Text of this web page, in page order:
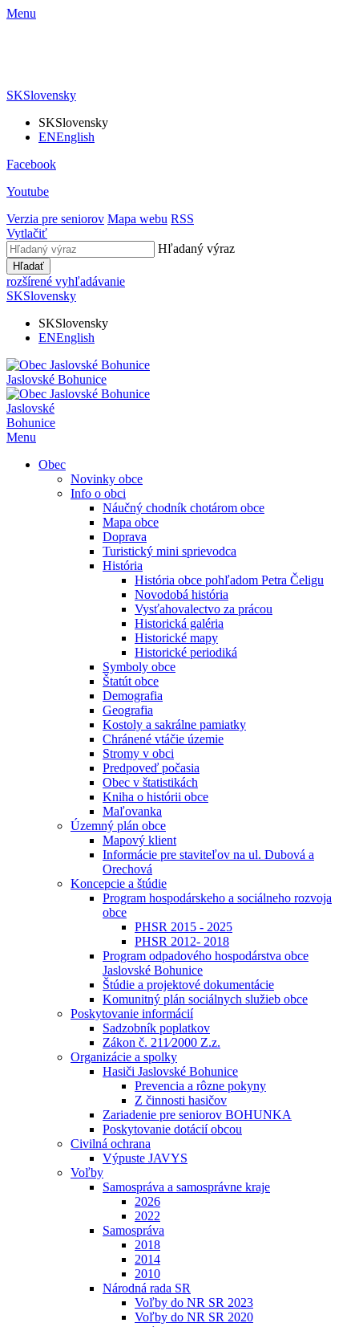
Menu
SKSlovensky
SKSlovensky
ENEnglish
Facebook
Youtube
Verzia pre seniorov Mapa webu RSS
Vytlačiť
Hľadaný výraz
Hľadať
rozšírené vyhľadávanie
SKSlovensky
SKSlovensky
ENEnglish
Jaslovské Bohunice
Jaslovské
Bohunice
Menu
Obec
Novinky obce
Info o obci
Náučný chodník chotárom obce
Mapa obce
Doprava
Turistický mini sprievodca
História
História obce pohľadom Petra Čeligu
Novodobá história
Vysťahovalectvo za prácou
Historická galéria
Historické mapy
Historické periodiká
Symboly obce
Štatút obce
Demografia
Geografia
Kostoly a sakrálne pamiatky
Chránené vtáčie územie
Stromy v obci
Predpoveď počasia
Obec v štatistikách
Kniha o histórii obce
Maľovanka
Územný plán obce
Mapový klient
Informácie pre staviteľov na ul. Dubová a
Orechová
Koncepcie a štúdie
Program hospodárskeho a sociálneho rozvoja
obce
PHSR 2015 - 2025
PHSR 2012- 2018
Program odpadového hospodárstva obce
Jaslovské Bohunice
Štúdie a projektové dokumentácie
Komunitný plán sociálnych služieb obce
Poskytovanie informácií
Sadzobník poplatkov
Zákon č. 211⁄2000 Z.z.
Organizácie a spolky
Hasiči Jaslovské Bohunice
Prevencia a rôzne pokyny
Z činnosti hasičov
Zariadenie pre seniorov BOHUNKA
Poskytovanie dotácií obcou
Civilná ochrana
Výpuste JAVYS
Voľby
Samospráva a samosprávne kraje
2026
2022
Samospráva
2018
2014
2010
Národná rada SR
Voľby do NR SR 2023
Voľby do NR SR 2020